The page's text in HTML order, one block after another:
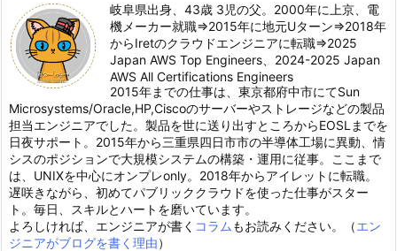
岐阜県出身、43歳 3児の父。2000年に上京、電
機メーカー就職⇒2015年に地元Uターン⇒2018年
からIretのクラウドエンジニアに転職⇒2025
Japan AWS Top Engineers、2024-2025 Japan
AWS All Certifications Engineers
2015年までの仕事は、東京都府中市にてSun
Microsystems/Oracle,HP,Ciscoのサーバーやストレージなどの製品
担当エンジニアでした。製品を世に送り出すところからEOSLまでを
日夜サポート。2015年から三重県四日市市の半導体工場に異動、情
シスのポジションで大規模システムの構築・運用に従事。ここまで
は、UNIXを中心にオンプレonly。2018年からアイレットに転職。
遅咲きながら、初めてパブリッククラウドを使った仕事がスター
ト。毎日、スキルとハートを磨いています。
よろしければ、エンジニアが書く コラム もお読みください。（エン
ジニアがブログを書く理由）